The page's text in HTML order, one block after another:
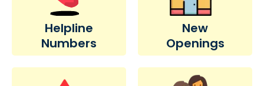
Helpline
Numbers
New
Openings